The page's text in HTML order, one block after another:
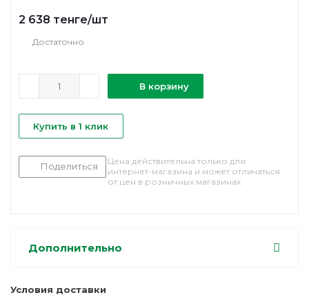
2 638 тенге/шт
Достаточно
В корзину
Купить в 1 клик
Поделиться
Цена действительна только для
интернет-магазина и может отличаться
от цен в розничных магазинах
Дополнительно
Условия доставки